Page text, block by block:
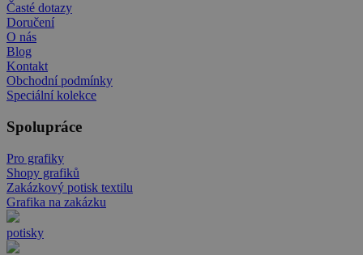
Časté dotazy
Doručení
O nás
Blog
Kontakt
Obchodní podmínky
Speciální kolekce
Spolupráce
Pro grafiky
Shopy grafiků
Zakázkový potisk textilu
Grafika na zakázku
potisky